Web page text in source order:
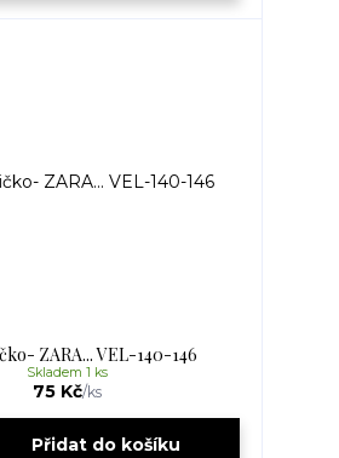
ZARA... VEL-140-146
75 Kč/ks
Skladem 1 ks
Přidat do košíku